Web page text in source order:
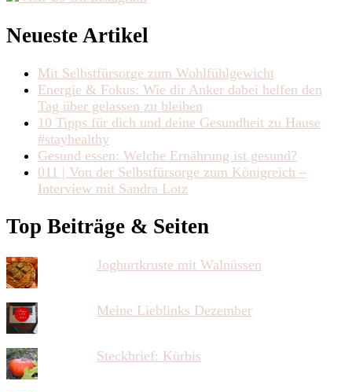
Neueste Artikel
Mit Selbstfürsorge zum Wohlfühlgewicht
Energie & Fokus: Wie dir Anker dabei helfen den
Tag über gelassen zu bleiben
10 Tipps für dich und deine Gesundheit zu Hause
#stayhealthy
Gesund essen: Welche Ernährung ist gesund?
011 | Von der Selbstfürsorge zum Königreich –
Interview mit Sandra Lotz
Top Beiträge & Seiten
Joghurtkruste mit Walnüssen
Meine Lieblinks Dezember
Steckbrief: Kürbis